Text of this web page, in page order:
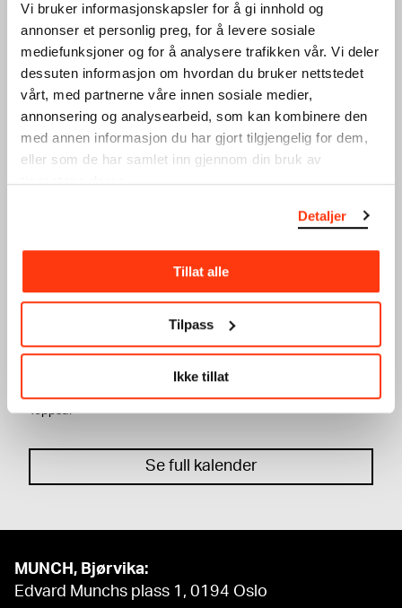
Vi bruker informasjonskapsler for å gi innhold og
annonser et personlig preg, for å levere sosiale
mediefunksjoner og for å analysere trafikken vår. Vi deler
dessuten informasjon om hvordan du bruker nettstedet
vårt, med partnerne våre innen sosiale medier,
annonsering og analysearbeid, som kan kombinere den
med annen informasjon du har gjort tilgjengelig for dem,
eller som de har samlet inn gjennom din bruk av
tjenestene deres.
Detaljer
Tillat alle
Tilpass
Ikke tillat
KUNSTPRAT FOR MEDLEM
21.03.2024,16:00
Toppsal
BOKLANSERING FOR
MEDLEM:
STORMEN
12.10.2023
Festsal
KUNSTPRAT FOR MEDLEM:
ALICE NEEL
HVER PERSON ER ET
Toppsal
OMVISNING FOR MEDLEM
GOYA OG MUNCH
3. etg
Se full kalender
MUNCH, Bjørvika:
Edvard Munchs plass 1, 0194 Oslo